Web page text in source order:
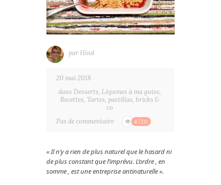
par Hind
20 mai 2018
dans Desserts, Légumes à ma guise,
Recettes, Tartes, pastillas, bricks &
co
Pas de commentaire
4720
« Il n’y a rien de plus naturel que le hasard ni
de plus constant que l’imprévu. L’ordre , en
somme , est une entreprise antinaturelle ».